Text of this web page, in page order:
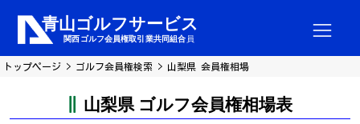
トップページ ゴルフ会員権検索 山梨県 会員権相場
山梨県 ゴルフ会員権相場表